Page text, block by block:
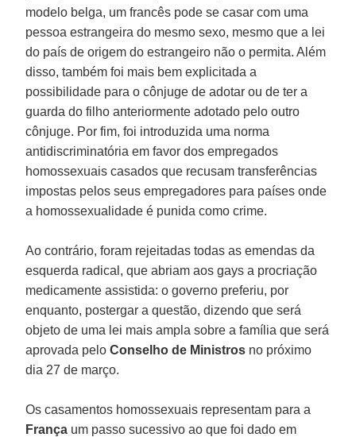
modelo belga, um francês pode se casar com uma
pessoa estrangeira do mesmo sexo, mesmo que a lei
do país de origem do estrangeiro não o permita. Além
disso, também foi mais bem explicitada a
possibilidade para o cônjuge de adotar ou de ter a
guarda do filho anteriormente adotado pelo outro
cônjuge. Por fim, foi introduzida uma norma
antidiscriminatória em favor dos empregados
homossexuais casados que recusam transferências
impostas pelos seus empregadores para países onde
a homossexualidade é punida como crime.
Ao contrário, foram rejeitadas todas as emendas da
esquerda radical, que abriam aos gays a procriação
medicamente assistida: o governo preferiu, por
enquanto, postergar a questão, dizendo que será
objeto de uma lei mais ampla sobre a família que será
aprovada peloConselho de Ministros no próximo
dia 27 de março.
Os casamentos homossexuais representam para a
França um passo sucessivo ao que foi dado em